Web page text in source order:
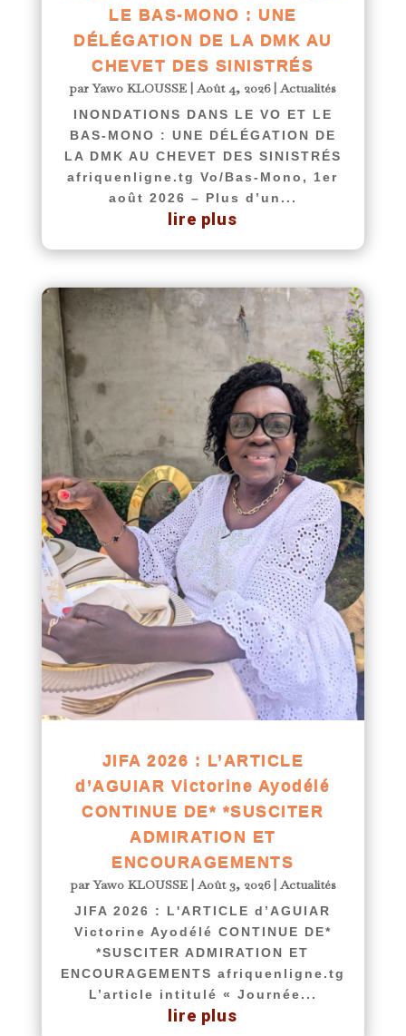
LE BAS-MONO : UNE
DÉLÉGATION DE LA DMK AU
CHEVET DES SINISTRÉS
parYawo KLOUSSE |Août 4, 2026|Actualités
INONDATIONS DANS LE VO ET LE
BAS-MONO : UNE DÉLÉGATION DE
LA DMK AU CHEVET DES SINISTRÉS
afriquenligne.tg Vo/Bas-Mono, 1er
août 2026 – Plus d’un...
lire plus
JIFA 2026 : L’ARTICLE
d’AGUIAR Victorine Ayodélé
CONTINUE DE* *SUSCITER
ADMIRATION ET
ENCOURAGEMENTS
parYawo KLOUSSE|Août 3, 2026|Actualités
JIFA 2026 : L'ARTICLE d’AGUIAR
Victorine Ayodélé CONTINUE DE*
*SUSCITER ADMIRATION ET
ENCOURAGEMENTS afriquenligne.tg
L’article intitulé « Journée...
lire plus